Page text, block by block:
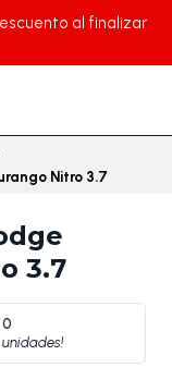
al finalizar
Nitro 3.7
3.7
0